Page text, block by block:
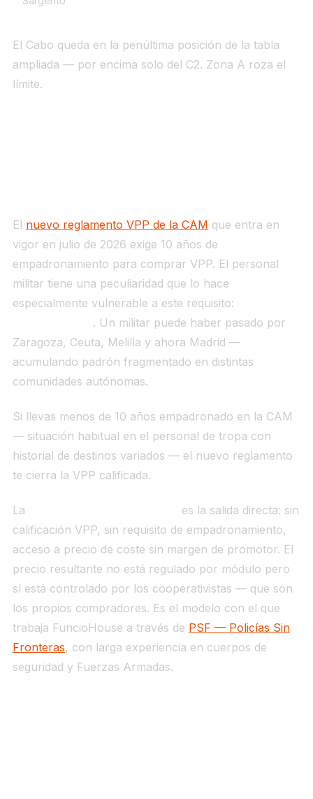
El Cabo queda en la penúltima posición de la tabla
ampliada — por encima solo del C2. Zona A roza el
límite.
El nuevo reglamento VPP de la CAM que entra en
vigor en julio de 2026 exige 10 años de
empadronamiento para comprar VPP. El personal
militar tiene una peculiaridad que lo hace
especialmente vulnerable a este requisito:
. Un militar puede haber pasado por
Zaragoza, Ceuta, Melilla y ahora Madrid —
acumulando padrón fragmentado en distintas
comunidades autónomas.
Si llevas menos de 10 años empadronado en la CAM
— situación habitual en el personal de tropa con
historial de destinos variados — el nuevo reglamento
te cierra la VPP calificada.
La
es la salida directa: sin
calificación VPP, sin requisito de empadronamiento,
acceso a precio de coste sin margen de promotor. El
precio resultante no está regulado por módulo pero
sí está controlado por los cooperativistas — que son
los propios compradores. Es el modelo con el que
trabaja FuncioHouse a través de PSF — Policías Sin
Fronteras, con larga experiencia en cuerpos de
seguridad y Fuerzas Armadas.